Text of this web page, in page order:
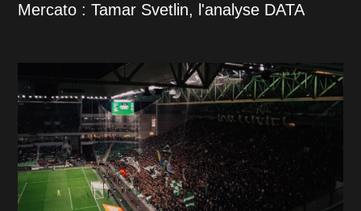
Mercato : Tamar Svetlin, l'analyse DATA